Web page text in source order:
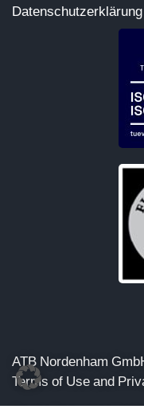
Datenschutzerklärung
ATB Nordenham
Terms of Use and